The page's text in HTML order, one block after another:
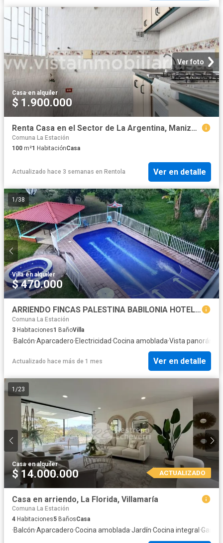
Ver foto
Casa·en alquiler
$ 1.900.000
Renta Casa en el Sector de La Argentina, Manizales
Comuna La Estación
100 m²1 HabitaciónCasa
Actualizado hace 3 semanas en Rentola Ver en detalle
1 /38
Villa·en alquiler
$ 470.000
ARRIENDO FINCAS PALESTINA BABILONIA HOTEL CAMPESTRE
Comuna La Estación
3 Habitaciones1 BañoVilla
·Balcón·Aparcadero·Electricidad·Cocina amoblada·Vista
Actualizado hace más de 1 mes Ver en detalle
1 /23
Casa·en alquiler
$ 14.000.000 ACTUALIZADO
Casa en arriendo, La Florida, Villamaría
Comuna La Estación
4 Habitaciones5 BañosCasa
·Balcón·Aparcadero·Cocina amoblada·Jardín·Cocina integral ·Gas